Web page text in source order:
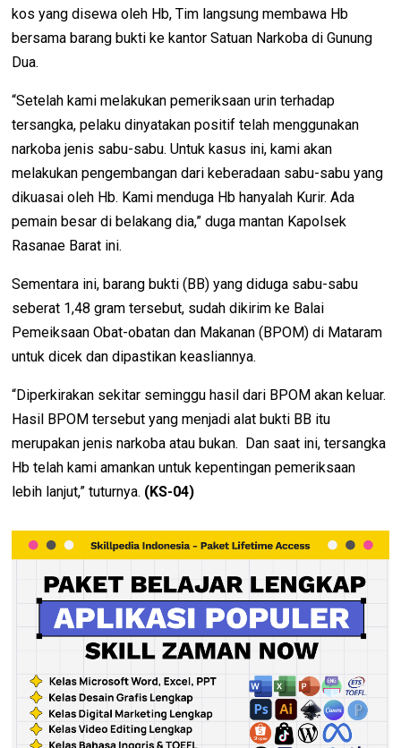
kos yang disewa oleh Hb, Tim langsung membawa Hb
bersama barang bukti ke kantor Satuan Narkoba di Gunung
Dua.
“Setelah kami melakukan pemeriksaan urin terhadap
tersangka, pelaku dinyatakan positif telah menggunakan
narkoba jenis sabu-sabu. Untuk kasus ini, kami akan
melakukan pengembangan dari keberadaan sabu-sabu yang
dikuasai oleh Hb. Kami menduga Hb hanyalah Kurir. Ada
pemain besar di belakang dia,” duga mantan Kapolsek
Rasanae Barat ini.
Sementara ini, barang bukti (BB) yang diduga sabu-sabu
seberat 1,48 gram tersebut, sudah dikirim ke Balai
Pemeiksaan Obat-obatan dan Makanan (BPOM) di Mataram
untuk dicek dan dipastikan keasliannya.
“Diperkirakan sekitar seminggu hasil dari BPOM akan keluar.
Hasil BPOM tersebut yang menjadi alat bukti BB itu
merupakan jenis narkoba atau bukan. Dan saat ini, tersangka
Hb telah kami amankan untuk kepentingan pemeriksaan
lebih lanjut,” tuturnya. (KS-04)